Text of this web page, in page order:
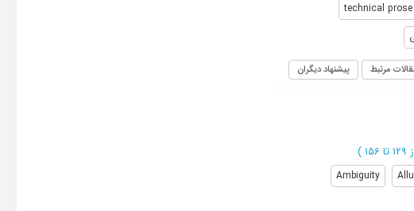
technical prose
مرتبط پیشنهاد دیگران
156
)
Ambiguity